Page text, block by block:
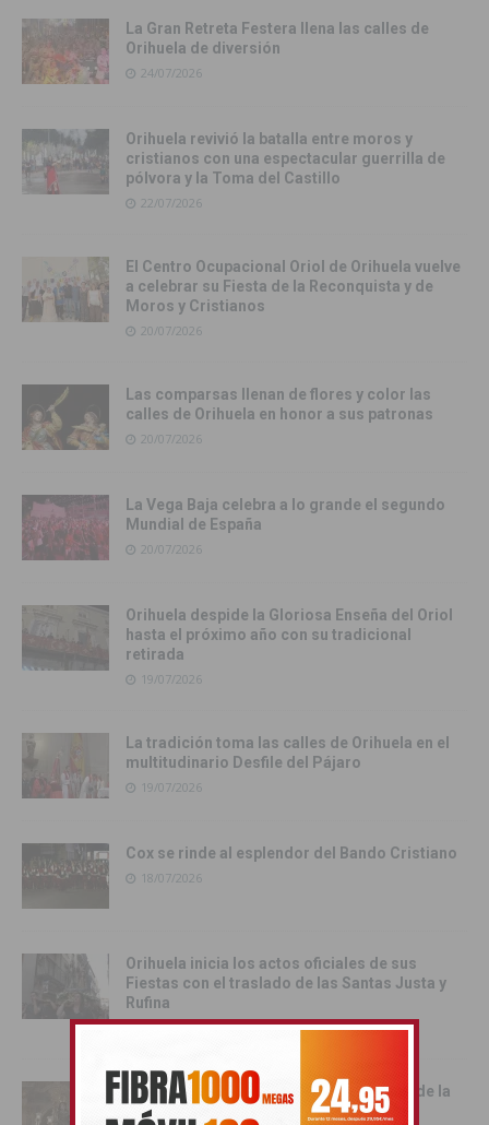
La Gran Retreta Festera llena las calles de
Orihuela de diversión
24/07/2026
Orihuela revivió la batalla entre moros y
cristianos con una espectacular guerrilla de
pólvora y la Toma del Castillo
22/07/2026
El Centro Ocupacional Oriol de Orihuela vuelve
a celebrar su Fiesta de la Reconquista y de
Moros y Cristianos
20/07/2026
Las comparsas llenan de flores y color las
calles de Orihuela en honor a sus patronas
20/07/2026
La Vega Baja celebra a lo grande el segundo
Mundial de España
20/07/2026
Orihuela despide la Gloriosa Enseña del Oriol
hasta el próximo año con su tradicional
retirada
19/07/2026
La tradición toma las calles de Orihuela en el
multitudinario Desfile del Pájaro
19/07/2026
Cox se rinde al esplendor del Bando Cristiano
18/07/2026
Orihuela inicia los actos oficiales de sus
Fiestas con el traslado de las Santas Justa y
Rufina
18/07/2026
Cox vive su día grande con la procesión de la
Virgen del Carmen